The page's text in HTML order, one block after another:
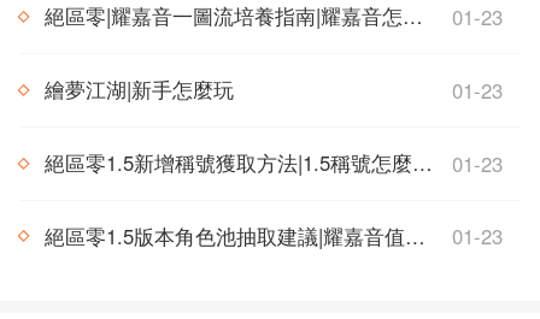
絕區零|耀嘉音一圖流培養指南|耀嘉音怎麼培養 01-23
繪夢江湖|新手怎麼玩 01-23
絕區零1.5新增稱號獲取方法|1.5稱號怎麼獲得 01-23
絕區零1.5版本角色池抽取建議|耀嘉音值不值得抽 01-23